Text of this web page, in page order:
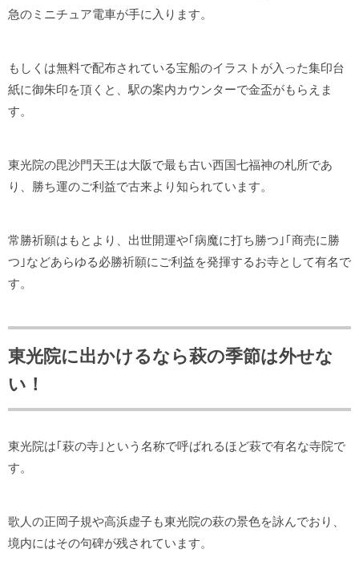
急のミニチュア電車が手に入ります。
もしくは無料で配布されている宝船のイラストが入った集印台
紙に御朱印を頂くと、駅の案内カウンターで金盃がもらえま
す。
東光院の毘沙門天王は大阪で最も古い西国七福神の札所であ
り、勝ち運のご利益で古来より知られています。
常勝祈願はもとより、出世開運や｢病魔に打ち勝つ｣｢商売に勝
つ｣などあらゆる必勝祈願にご利益を発揮するお寺として有名で
す。
東光院に出かけるなら萩の季節は外せな
い！
東光院は｢萩の寺｣という名称で呼ばれるほど萩で有名な寺院で
す。
歌人の正岡子規や高浜虚子も東光院の萩の景色を詠んでおり、
境内にはその句碑が残されています。